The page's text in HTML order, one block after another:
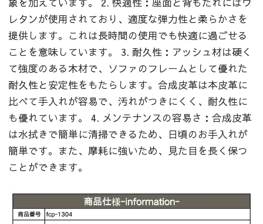
レタンが使用されており、適度な弾力性と柔らかさを
提供します。これは長時間の使用でも快適に過ごせる
ことを意味しています。 3. 耐久性：アッシュ材は硬く
て強度のある木材で、ソファのフレームとして優れた
耐久性と安定性をもたらします。合成皮革は本皮革に
比べて手入れが容易で、汚れがつきにくく、耐久性に
も優れています。 4. メンテナンスの容易さ：合成皮革
は水拭きで簡単に清掃できるため、日頃のお手入れが
簡単です。また、摩耗に強いため、見た目を長く保つ
ことができます。